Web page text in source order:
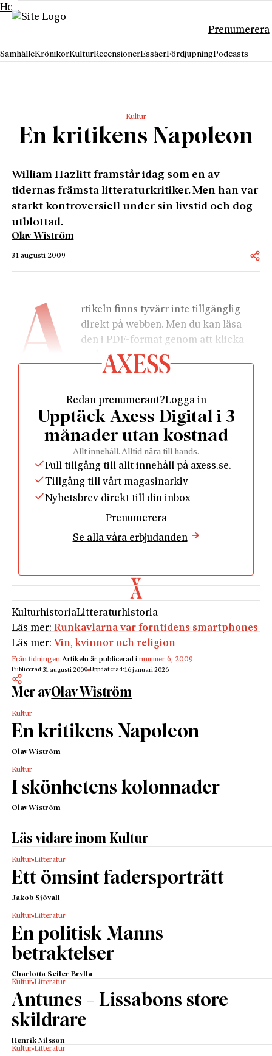
Hoppa till innehåll
Prenumerera
SamhälleKrönikorKulturRecensionerEssäerFördjupningPodcasts
Kultur
En kritikens Napoleon
William Hazlitt framstår idag som en av
tidernas främsta litteraturkritiker. Men han var
starkt kontroversiell under sin livstid och dog
utblottad.
Olav Wiström
31 augusti 2009
A
rtikeln finns tyvärr inte tillgänglig
direkt på webben. Men du kan läsa
den i PDF-format genom att klicka
nedan.
				Läs som PDF
Redan prenumerant?Logga in
Upptäck Axess Digital i 3
månader utan kostnad
Allt innehåll. Alltid nära till hands.
Full tillgång till allt innehåll på axess.se.
Tillgång till vårt magasinarkiv
Nyhetsbrev direkt till din inbox
Prenumerera
Se alla våra erbjudanden
KulturhistoriaLitteraturhistoria
Läs mer:Runkavlarna var forntidens smartphones
Läs mer: Vin, kvinnor och religion
Från tidningen:Artikeln är publicerad inummer 6, 2009.
Publicerad:31 augusti 2009 Uppdaterad:16 januari 2026
Mer avOlav Wiström
Kultur
En kritikens Napoleon
Olav Wiström
Kultur
I skönhetens kolonnader
Olav Wiström
Läs vidare inom Kultur
Kultur Litteratur
Ett ömsint fadersporträtt
Jakob Sjövall
Kultur Litteratur
En politisk Manns
betraktelser
Charlotta Seiler Brylla
Kultur Litteratur
Antunes – Lissabons store
skildrare
Henrik Nilsson
Kultur Litteratur